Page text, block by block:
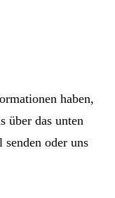
haben,
über das unten
oder uns